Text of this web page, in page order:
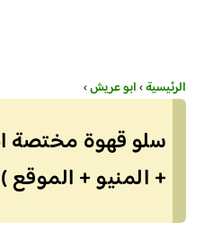
الرئيسية›ابو عريش›
سلو قهوة مختصة
+ المنيو + الموقع )